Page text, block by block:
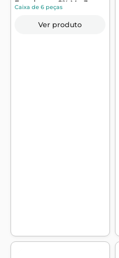
Framboesa 0% Mg 3...
Caixa de 6 peças
Ver produto